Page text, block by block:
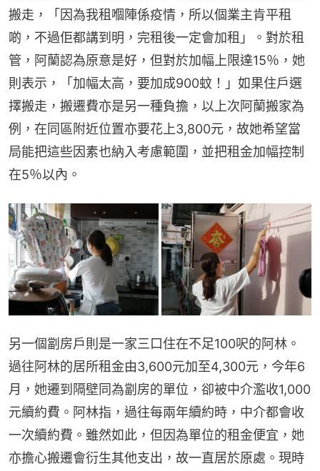
搬走，「因為我租嗰陣係疫情，所以個業主肯平租
啲，不過佢都講到明，完租後一定會加租」。對於租
管，阿蘭認為原意是好，但對於加幅上限達15％，她
則表示，「加幅太高，要加成900蚊！」如果住戶選
擇搬走，搬遷費亦是另一種負擔，以上次阿蘭搬家為
例，在同區附近位置亦要花上3,800元，故她希望當
局能把這些因素也納入考慮範圍，並把租金加幅控制
在5％以內。
另一個劏房戶則是一家三口住在不足100呎的阿林。
過往阿林的居所租金由3,600元加至4,300元，今年6
月，她遷到隔壁同為劏房的單位，卻被中介濫收1,000
元續約費。阿林指，過往每兩年續約時，中介都會收
一次續約費。雖然如此，但因為單位的租金便宜，她
亦擔心搬遷會衍生其他支出，故一直居於原處。現時